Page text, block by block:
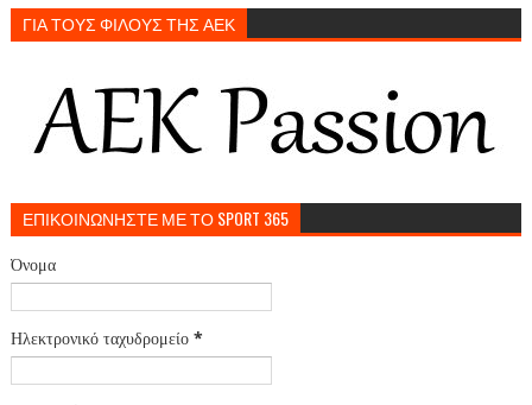
ΓΙΑ ΤΟΥΣ ΦΙΛΟΥΣ ΤΗΣ ΑΕΚ
ΕΠΙΚΟΙΝΩΝΗΣΤΕ ΜΕ ΤΟ SPORT 365
Όνομα
Ηλεκτρονικό ταχυδρομείο *